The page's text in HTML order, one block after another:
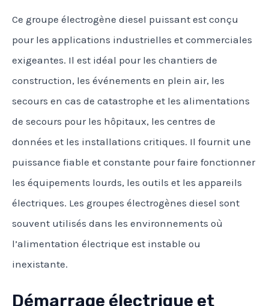
Ce groupe électrogène diesel puissant est conçu
pour les applications industrielles et commerciales
exigeantes. Il est idéal pour les chantiers de
construction, les événements en plein air, les
secours en cas de catastrophe et les alimentations
de secours pour les hôpitaux, les centres de
données et les installations critiques. Il fournit une
puissance fiable et constante pour faire fonctionner
les équipements lourds, les outils et les appareils
électriques. Les groupes électrogènes diesel sont
souvent utilisés dans les environnements où
l’alimentation électrique est instable ou
inexistante.
Démarrage électrique et